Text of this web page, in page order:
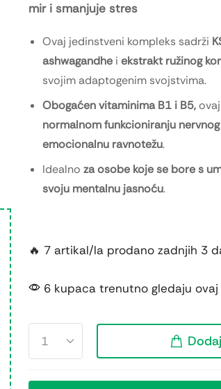
mir i smanjuje stres
Ovaj jedinstveni kompleks sadrži
ashwagandhei ekstrakt ružinog
svojim adaptogenim svojstvima.
Obogaćen vitaminima B1 i B5,ovaj
normalnom funkcioniranju
emocionalnu ravnotežu.
Idealno za osobe koje se bore s
svoju mentalnu jasnoću.
🔥 7 artikal/la prodano zadnjih 3
6 kupaca trenutno gledaju ovaj